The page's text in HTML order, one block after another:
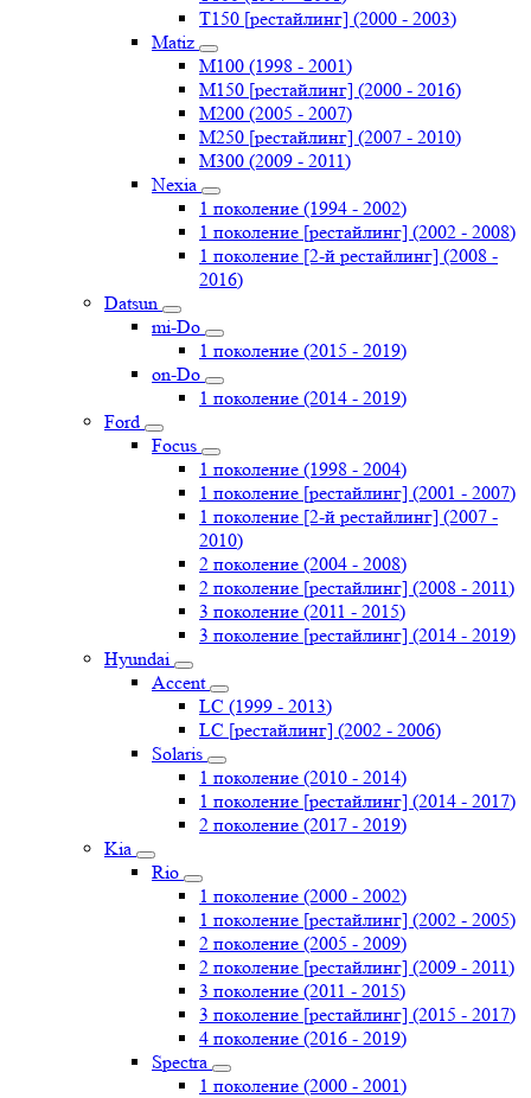
T150 [рестайлинг] (2000 - 2003)
Matiz
M100 (1998 - 2001)
M150 [рестайлинг] (2000 - 2016)
M200 (2005 - 2007)
M250 [рестайлинг] (2007 - 2010)
M300 (2009 - 2011)
Nexia
1 поколение (1994 - 2002)
1 поколение [рестайлинг] (2002 - 2008)
1 поколение [2-й рестайлинг] (2008 -
2016)
Datsun
mi-Do
1 поколение (2015 - 2019)
on-Do
1 поколение (2014 - 2019)
Ford
Focus
1 поколение (1998 - 2004)
1 поколение [рестайлинг] (2001 - 2007)
1 поколение [2-й рестайлинг] (2007 -
2010)
2 поколение (2004 - 2008)
2 поколение [рестайлинг] (2008 - 2011)
3 поколение (2011 - 2015)
3 поколение [рестайлинг] (2014 - 2019)
Hyundai
Accent
LC (1999 - 2013)
LC [рестайлинг] (2002 - 2006)
Solaris
1 поколение (2010 - 2014)
1 поколение [рестайлинг] (2014 - 2017)
2 поколение (2017 - 2019)
Kia
Rio
1 поколение (2000 - 2002)
1 поколение [рестайлинг] (2002 - 2005)
2 поколение (2005 - 2009)
2 поколение [рестайлинг] (2009 - 2011)
3 поколение (2011 - 2015)
3 поколение [рестайлинг] (2015 - 2017)
4 поколение (2016 - 2019)
Spectra
1 поколение (2000 - 2001)